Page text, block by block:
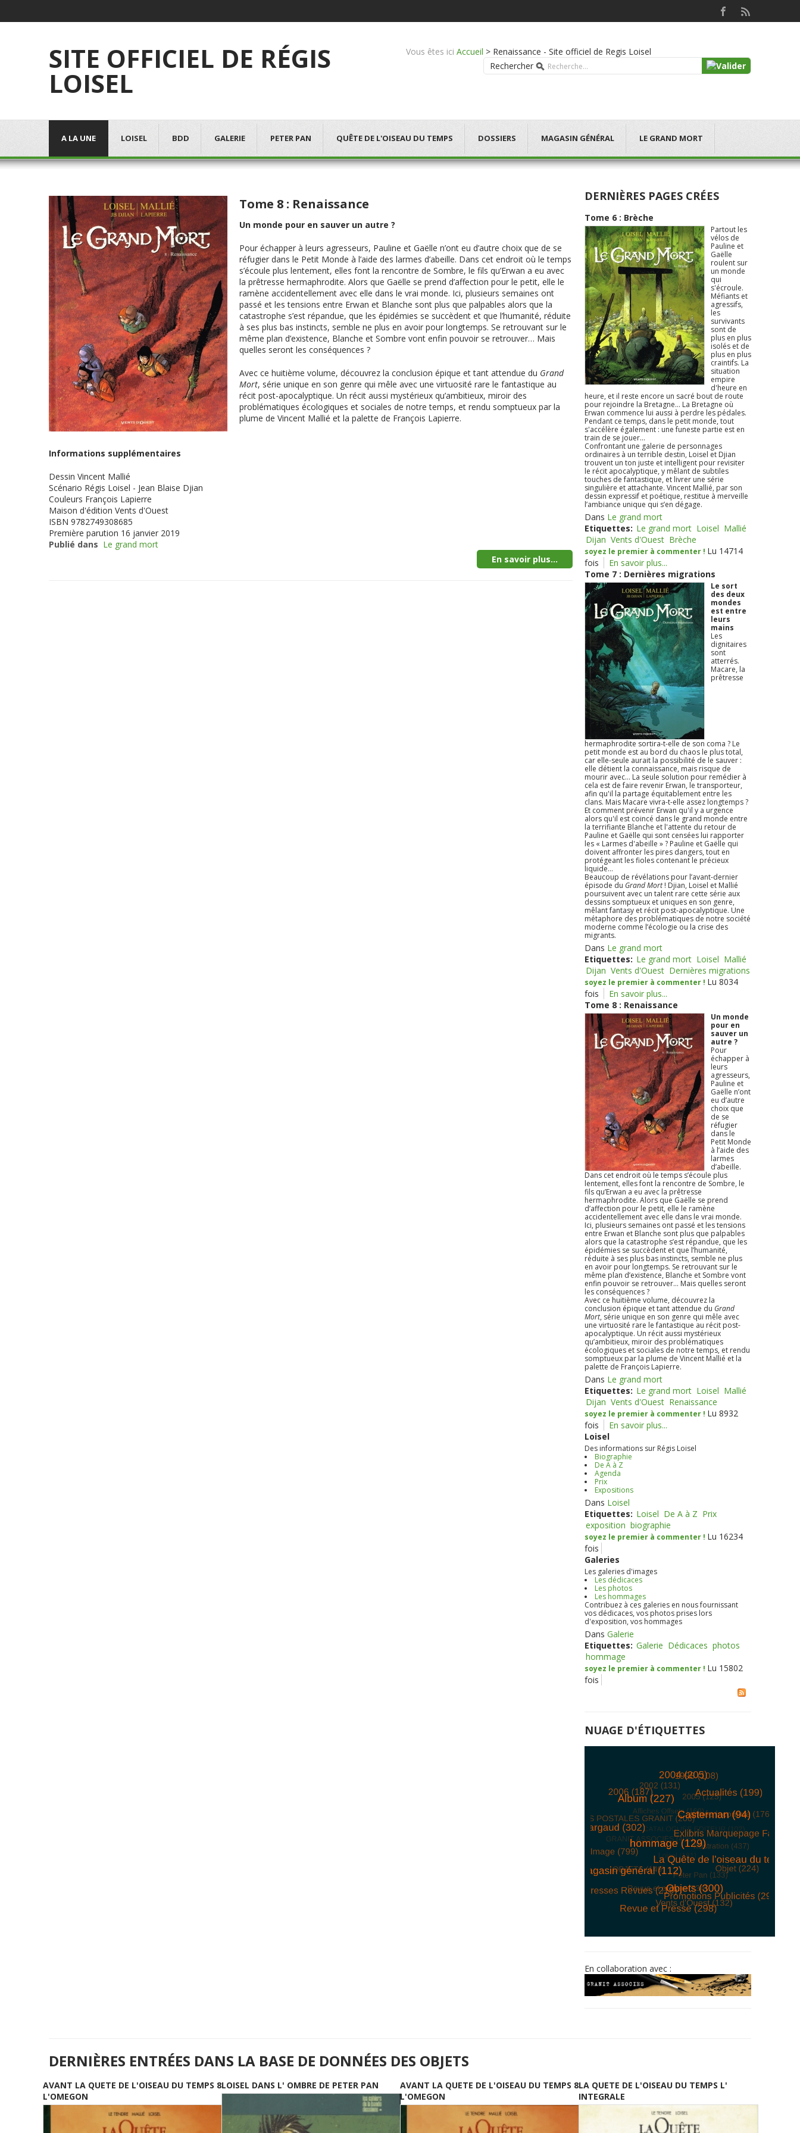
SITE OFFICIEL DE RÉGIS
LOISEL
Vous êtes ici Accueil > Renaissance - Site officiel de Regis Loisel
Rechercher
A LA UNE LOISEL BDD GALERIE PETER PAN QUÊTE DE L'OISEAU DU TEMPS DOSSIERS MAGASIN GÉNÉRAL LE GRAND MORT
Tome 8 : Renaissance
Un monde pour en sauver un autre ?
Pour échapper à leurs agresseurs, Pauline et Gaëlle n’ont eu d’autre choix que de se
réfugier dans le Petit Monde à l’aide des larmes d’abeille. Dans cet endroit où le temps
s’écoule plus lentement, elles font la rencontre de Sombre, le fils qu’Erwan a eu avec
la prêtresse hermaphrodite. Alors que Gaëlle se prend d’affection pour le petit, elle le
ramène accidentellement avec elle dans le vrai monde. Ici, plusieurs semaines ont
passé et les tensions entre Erwan et Blanche sont plus que palpables alors que la
catastrophe s’est répandue, que les épidémies se succèdent et que l’humanité, réduite
à ses plus bas instincts, semble ne plus en avoir pour longtemps. Se retrouvant sur le
même plan d’existence, Blanche et Sombre vont enfin pouvoir se retrouver… Mais
quelles seront les conséquences ?
Avec ce huitième volume, découvrez la conclusion épique et tant attendue du Grand
Mort, série unique en son genre qui mêle avec une virtuosité rare le fantastique au
récit post-apocalyptique. Un récit aussi mystérieux qu’ambitieux, miroir des
problématiques écologiques et sociales de notre temps, et rendu somptueux par la
plume de Vincent Mallié et la palette de François Lapierre.
Informations supplémentaires
Dessin Vincent Mallié
Scénario Régis Loisel - Jean Blaise Djian
Couleurs François Lapierre
Maison d'édition Vents d'Ouest
ISBN 9782749308685
Première parution 16 janvier 2019
Publié dans Le grand mort
En savoir plus...
DERNIÈRES PAGES CRÉES
Tome 6 : Brèche
Partout les
vélos de
Pauline et
Gaëlle
roulent sur
un monde
qui
s'écroule.
Méfiants et
agressifs,
les
survivants
sont de
plus en plus
isolés et de
plus en plus
craintifs. La
situation
empire
d'heure en
heure, et il reste encore un sacré bout de route
pour rejoindre la Bretagne... La Bretagne où
Erwan commence lui aussi à perdre les pédales.
Pendant ce temps, dans le petit monde, tout
s'accélère également : une funeste partie est en
train de se jouer...
Confrontant une galerie de personnages
ordinaires à un terrible destin, Loisel et Djian
trouvent un ton juste et intelligent pour revisiter
le récit apocalyptique, y mêlant de subtiles
touches de fantastique, et livrer une série
singulière et attachante. Vincent Mallié, par son
dessin expressif et poétique, restitue à merveille
l’ambiance unique qui s’en dégage.
Dans Le grand mort
Etiquettes: Le grand mort Loisel Mallié
Dijan Vents d'Ouest Brèche
soyez le premier à commenter ! Lu 14714
fois
En savoir plus...
Tome 7 : Dernières migrations
Le sort
des deux
mondes
est entre
leurs
mains
Les
dignitaires
sont
atterrés.
Macare, la
prêtresse
hermaphrodite sortira-t-elle de son coma ? Le
petit monde est au bord du chaos le plus total,
car elle-seule aurait la possibilité de le sauver :
elle détient la connaissance, mais risque de
mourir avec... La seule solution pour remédier à
cela est de faire revenir Erwan, le transporteur,
afin qu'il la partage équitablement entre les
clans. Mais Macare vivra-t-elle assez longtemps ?
Et comment prévenir Erwan qu'il y a urgence
alors qu'il est coincé dans le grand monde entre
la terrifiante Blanche et l'attente du retour de
Pauline et Gaëlle qui sont censées lui rapporter
les « Larmes d'abeille » ? Pauline et Gaëlle qui
doivent affronter les pires dangers, tout en
protégeant les fioles contenant le précieux
liquide...
Beaucoup de révélations pour l’avant-dernier
épisode du Grand Mort! Djian, Loisel et Mallié
poursuivent avec un talent rare cette série aux
dessins somptueux et uniques en son genre,
mêlant fantasy et récit post-apocalyptique. Une
métaphore des problématiques de notre société
moderne comme l’écologie ou la crise des
migrants.
Dans Le grand mort
Etiquettes: Le grand mort Loisel Mallié
Dijan Vents d'Ouest Dernières migrations
soyez le premier à commenter ! Lu 8034
fois
En savoir plus...
Tome 8 : Renaissance
Un monde
pour en
sauver un
autre ?
Pour
échapper à
leurs
agresseurs,
Pauline et
Gaëlle n’ont
eu d’autre
choix que
de se
réfugier
dans le
Petit Monde
à l’aide des
larmes
d’abeille.
Dans cet endroit où le temps s’écoule plus
lentement, elles font la rencontre de Sombre, le
fils qu’Erwan a eu avec la prêtresse
hermaphrodite. Alors que Gaëlle se prend
d’affection pour le petit, elle le ramène
accidentellement avec elle dans le vrai monde.
Ici, plusieurs semaines ont passé et les tensions
entre Erwan et Blanche sont plus que palpables
alors que la catastrophe s’est répandue, que les
épidémies se succèdent et que l’humanité,
réduite à ses plus bas instincts, semble ne plus
en avoir pour longtemps. Se retrouvant sur le
même plan d’existence, Blanche et Sombre vont
enfin pouvoir se retrouver… Mais quelles seront
les conséquences ?
Avec ce huitième volume, découvrez la
conclusion épique et tant attendue du Grand
Mort, série unique en son genre qui mêle avec
une virtuosité rare le fantastique au récit post-
apocalyptique. Un récit aussi mystérieux
qu’ambitieux, miroir des problématiques
écologiques et sociales de notre temps, et rendu
somptueux par la plume de Vincent Mallié et la
palette de François Lapierre.
Dans Le grand mort
Etiquettes: Le grand mort Loisel Mallié
Dijan Vents d'Ouest Renaissance
soyez le premier à commenter ! Lu 8932
fois
En savoir plus...
Loisel
Des informations sur Régis Loisel
Biographie
De A à Z
Agenda
Prix
Expositions
Dans Loisel
Etiquettes: Loisel De A à Z Prix
exposition biographie
soyez le premier à commenter ! Lu 16234
fois
Galeries
Les galeries d'images
Les dédicaces
Les photos
Les hommages
Contribuez à ces galeries en nous fournissant
vos dédicaces, vos photos prises lors
d'exposition, vos hommages
Dans Galerie
Etiquettes: Galerie Dédicaces photos
hommage
soyez le premier à commenter ! Lu 15802
fois
NUAGE D'ÉTIQUETTES
En collaboration avec :
DERNIÈRES ENTRÉES DANS LA BASE DE DONNÉES DES OBJETS
AVANT LA QUETE DE L'OISEAU DU TEMPS 8
L'OMEGON
LOISEL DANS L' OMBRE DE PETER PAN
AVANT LA QUETE DE L'OISEAU DU TEMPS 8
L'OMEGON
LA QUETE DE L'OISEAU DU TEMPS L'
INTEGRALE